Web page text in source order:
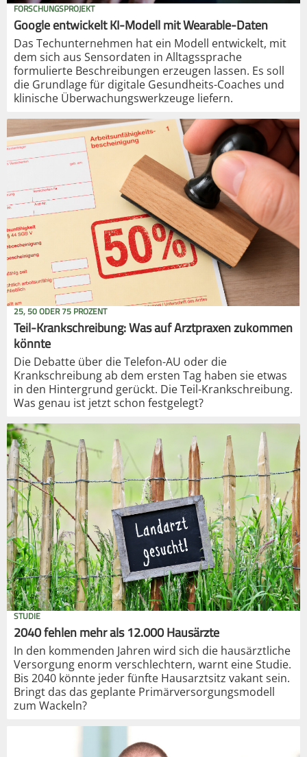
FORSCHUNGSPROJEKT
Google entwickelt KI-Modell mit Wearable-Daten
Das Techunternehmen hat ein Modell entwickelt, mit
dem sich aus Sensordaten in Alltagssprache
formulierte Beschreibungen erzeugen lassen. Es soll
die Grundlage für digitale Gesundheits-Coaches und
klinische Überwachungswerkzeuge liefern.
25, 50 ODER 75 PROZENT
Teil-Krankschreibung: Was auf Arztpraxen zukommen
könnte
Die Debatte über die Telefon-AU oder die
Krankschreibung ab dem ersten Tag haben sie etwas
in den Hintergrund gerückt. Die Teil-Krankschreibung.
Was genau ist jetzt schon festgelegt?
STUDIE
2040 fehlen mehr als 12.000 Hausärzte
In den kommenden Jahren wird sich die hausärztliche
Versorgung enorm verschlechtern, warnt eine Studie.
Bis 2040 könnte jeder fünfte Hausarztsitz vakant sein.
Bringt das das geplante Primärversorgungsmodell
zum Wackeln?